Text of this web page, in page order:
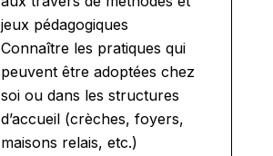
jeux pédagogiques
Connaître les pratiques qui
peuvent être adoptées chez
soi ou dans les structures
d’accueil (crèches, foyers,
maisons relais, etc.)